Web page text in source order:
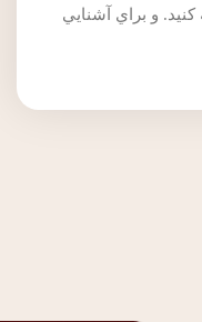
و براي آشنايي